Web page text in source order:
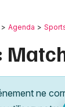
Agenda
ne